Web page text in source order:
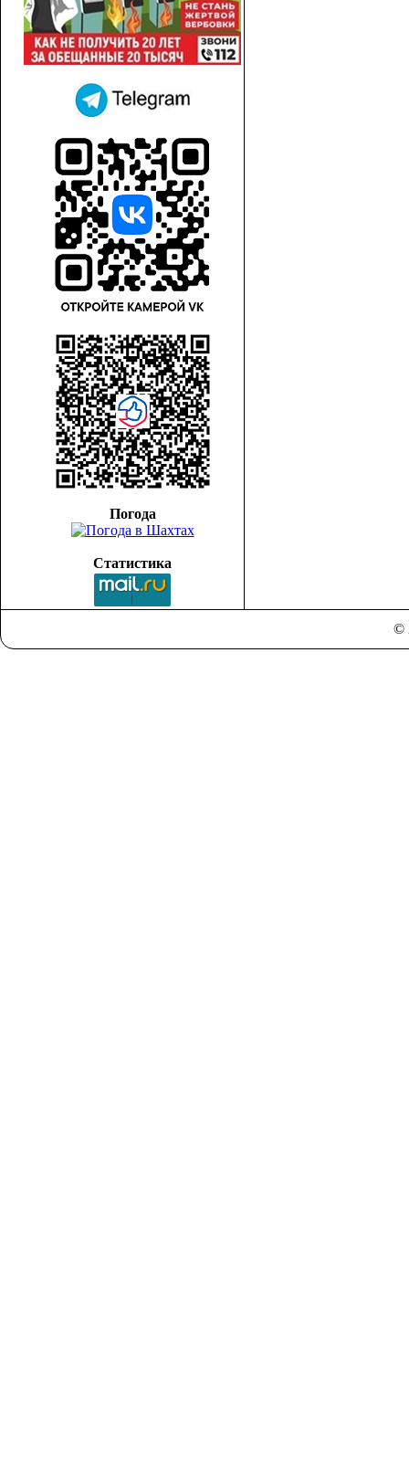
Погода
Статистика
©